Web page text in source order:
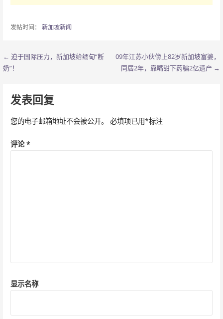
发帖时间： 新加坡新闻
文
导
航
← 迫于国际压力，新加坡给缅甸“断
奶”！
09年江苏小伙傍上82岁新加坡富婆，
同居2年，靠嘴甜下药骗2亿遗产 →
发表回复
您的电子邮箱地址不会被公开。 必填项已用*标注
评论*
显示名称